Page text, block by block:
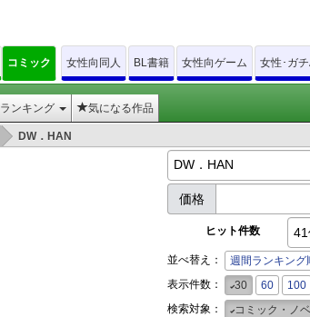
コミック 女性向同人 BL書籍 女性向ゲーム 女性･ガチ
ランキング 気になる作品
> DW．HAN
価格
ヒット件数
並べ替え： 週間ランキング
表示件数：
30 60 100
検索対象：
コミック・ノ